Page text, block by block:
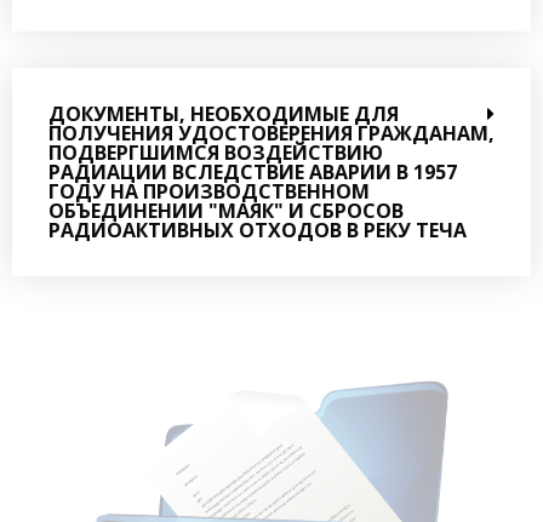
ДОКУМЕНТЫ, НЕОБХОДИМЫЕ ДЛЯ
ПОЛУЧЕНИЯ УДОСТОВЕРЕНИЯ ГРАЖДАНАМ,
ПОДВЕРГШИМСЯ ВОЗДЕЙСТВИЮ
РАДИАЦИИ ВСЛЕДСТВИЕ АВАРИИ В 1957
ГОДУ НА ПРОИЗВОДСТВЕННОМ
ОБЪЕДИНЕНИИ "МАЯК" И СБРОСОВ
РАДИОАКТИВНЫХ ОТХОДОВ В РЕКУ ТЕЧА